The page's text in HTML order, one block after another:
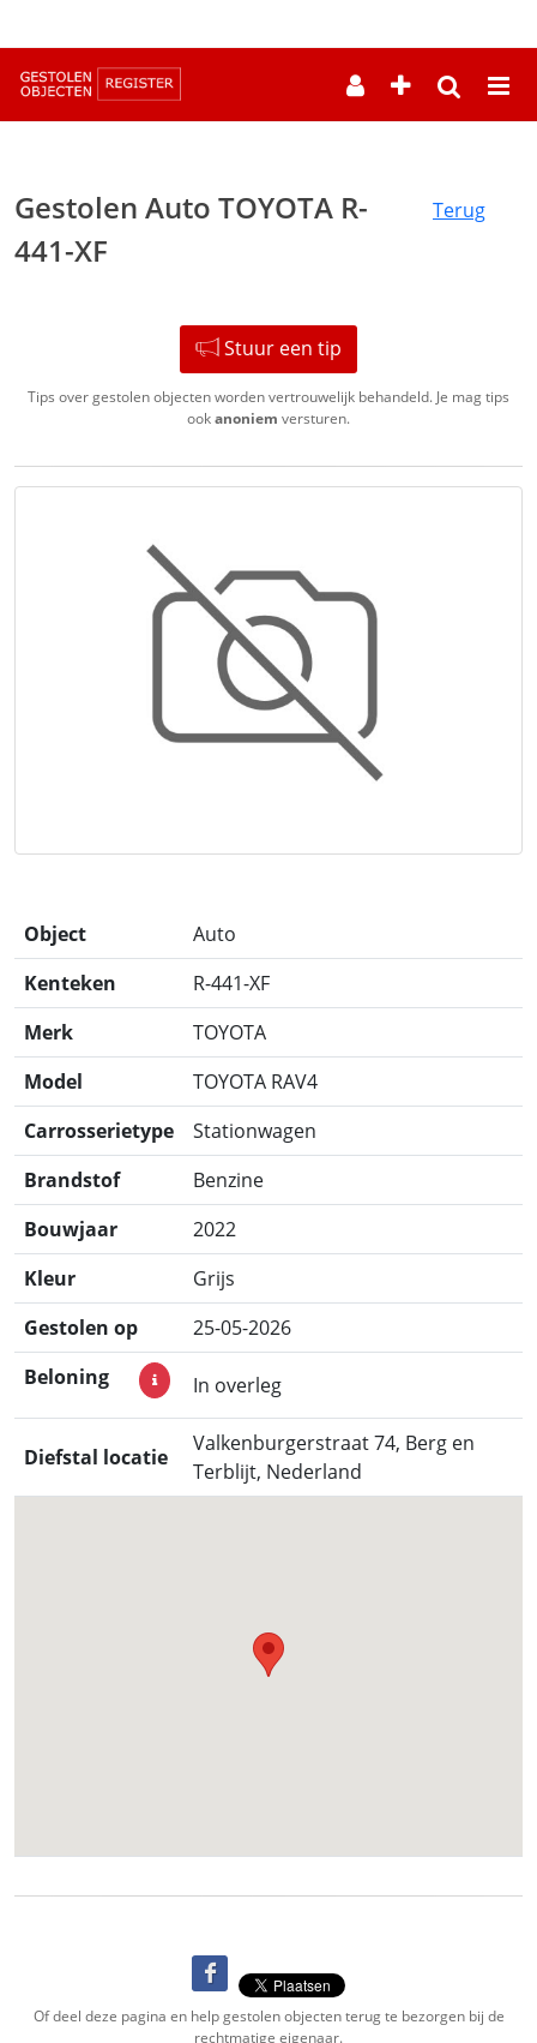
Gestolen Auto TOYOTA R-
441-XF
Terug
Stuur een tip
Tips over gestolen objecten worden vertrouwelijk behandeld. Je mag tips
ookanoniem versturen.
Object
Auto
Kenteken
R-441-XF
Merk
TOYOTA
Model
TOYOTA RAV4
Carrosserietype
Stationwagen
Brandstof
Benzine
Bouwjaar
2022
Kleur
Grijs
Gestolen op
25-05-2026
Beloning
In overleg
Diefstal locatie
Valkenburgerstraat 74, Berg en
Terblijt, Nederland
Of deel deze pagina en help gestolen objecten terug te bezorgen bij de
rechtmatige eigenaar.